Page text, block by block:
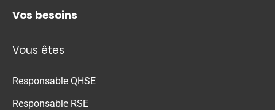
Vos besoins
Vous êtes
Responsable QHSE
Responsable RSE